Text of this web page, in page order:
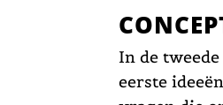
In de
eerste